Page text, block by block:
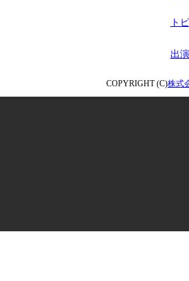
ト
出
COPYRIGHT (C)株式